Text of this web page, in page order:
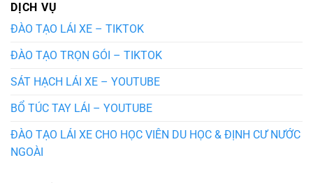
DỊCH VỤ
ĐÀO TẠO LÁI XE – TIKTOK
ĐÀO TẠO TRỌN GÓI – TIKTOK
SÁT HẠCH LÁI XE – YOUTUBE
BỔ TÚC TAY LÁI – YOUTUBE
ĐÀO TẠO LÁI XE CHO HỌC VIÊN DU HỌC & ĐỊNH CƯ NƯỚC
NGOÀI